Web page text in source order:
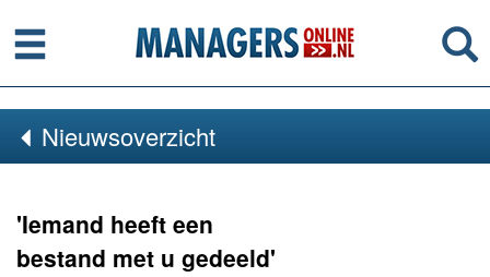
Menu
Nieuwsoverzicht
'Iemand heeft een
bestand met u gedeeld'